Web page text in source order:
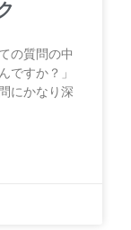
の質問の中
ですか？」
にかなり深